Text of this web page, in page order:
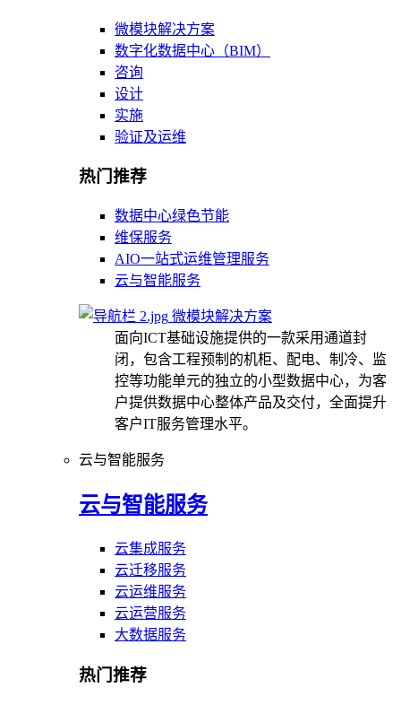
微模块解决方案
数字化数据中心（BIM）
咨询
设计
实施
验证及运维
热门推荐
数据中心绿色节能
维保服务
AIO一站式运维管理服务
云与智能服务
微模块解决方案
面向ICT基础设施提供的一款采用通道封
闭，包含工程预制的机柜、配电、制冷、监
控等功能单元的独立的小型数据中心，为客
户提供数据中心整体产品及交付，全面提升
客户IT服务管理水平。
云与智能服务
云与智能服务
云集成服务
云迁移服务
云运维服务
云运营服务
大数据服务
热门推荐